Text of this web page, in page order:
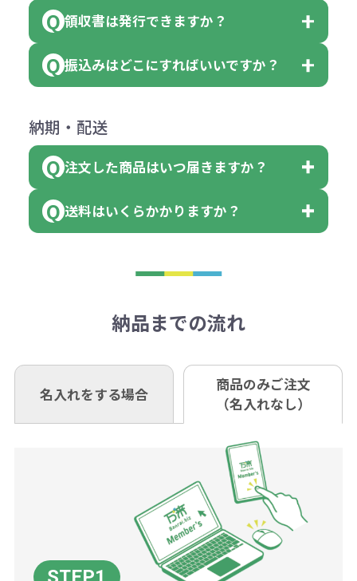
【色指定の仕方】
に必要な個数を入力ください。
※10個単位など購入できる単位が決
はまらない数を入力すると、アラー
アラートに従って数を調整してくだ
または返金にて対応させていただき
ます。
その際不良品については送料着払い
ください。
（商品の状態により、対応が変わる
※不良商品をご返却いただけない場
います。あらかじめご了承くださ
※不良商品は商品到着後7営業日以
お問合せ先
0120-979-907
AM10:00～PM5:00（土・日・祝日を
（印刷代））×枚数+製版代
（提供価格（商品代）+名入れ費用
×色数
※例えば2色印刷の場合には、名入
れ費用が2倍、製版代が2倍必要で
相談下さい。
なお、印刷代はボリュームディスカ
同じ版で多くの数量を印刷すると、1
個当たりの印刷代単価がお安くなり
一方、数量が少なく一定数に満たな
い場合は、単価計算ではなく、印刷
代の基本料金を一式頂戴する場合が
ございます。
ボリュームディスカウントの計算は
会員様はマイページより各種帳票の
ダウンロードが可能です。
詳しくはこちらはご確認ください。
領収書のダウンロード
領収書は発行できますか？
会員様はマイページより各種帳票の
詳しくはこちらはご確認ください。
領収書のダウンロード
振込みはどこにすればいいですか？
下記口座にお願いします。
■三菱UFJ銀行
小田井支店（おたいしてん）
■ゆうちょ銀行（振替口座）
口座名 株式会社モノベーション
※振り込み手数料はお客さま負担と
なりますのでご注意ください。
納期・配送
注文した商品はいつ届きますか？
既製品の場合、ご入金確認後3営業
ご入金確認後約3週間となります。
定しているものもあります。
あれば、午前中までにご注文とご入
金いただければ翌日着でお送りする
お急ぎの場合、ご相談ください。最
大限努力いたします。
送料はいくらかかりますか？
き別途申し受けます。
も複数ヶ所への納品の場合、別途送
料頂戴する場合がございます。
詳細はこちらご確認ください。
納品までの流れ
名入れをする場合
商品のみご注文
（名入れなし）